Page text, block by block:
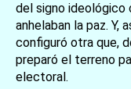
del signo ideológico
anhelaban la paz. Y,
configuró otra que,
preparó el terreno
electoral.